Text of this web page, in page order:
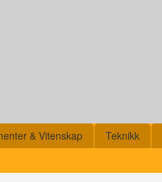
& Vitenskap Teknikk